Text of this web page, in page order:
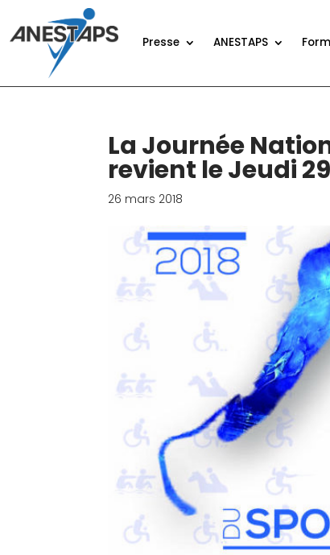
Presse ANESTAPS
La Journée
revient le Jeudi
26 mars 2018